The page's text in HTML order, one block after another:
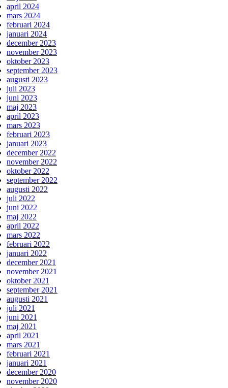
april 2024
mars 2024
februari 2024
januari 2024
december 2023
november 2023
oktober 2023
september 2023
augusti 2023
juli 2023
juni 2023
maj 2023
april 2023
mars 2023
februari 2023
januari 2023
december 2022
november 2022
oktober 2022
september 2022
augusti 2022
juli 2022
juni 2022
maj 2022
april 2022
mars 2022
februari 2022
januari 2022
december 2021
november 2021
oktober 2021
september 2021
augusti 2021
juli 2021
juni 2021
maj 2021
april 2021
mars 2021
februari 2021
januari 2021
december 2020
november 2020